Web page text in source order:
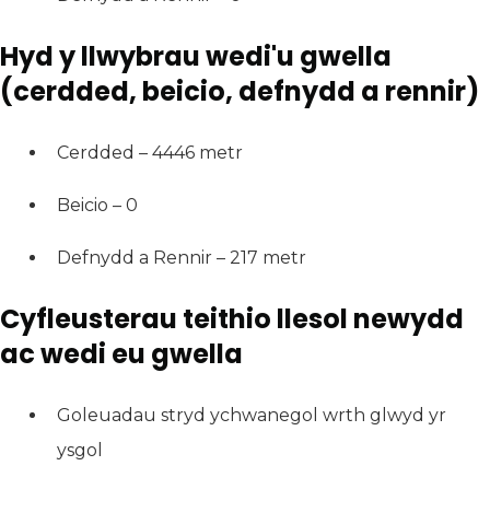
Hyd y llwybrau wedi'u gwella
(cerdded, beicio, defnydd a rennir)
Cerdded – 4446 metr
Beicio – 0
Defnydd a Rennir – 217 metr
Cyfleusterau teithio llesol newydd
ac wedi eu gwella
Goleuadau stryd ychwanegol wrth glwyd yr
ysgol